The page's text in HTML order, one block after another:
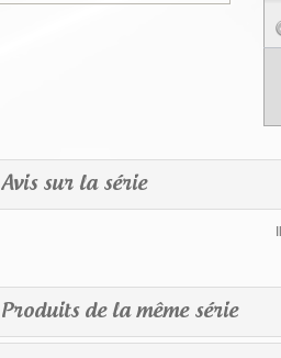
Avis sur la série
Produits de la même série